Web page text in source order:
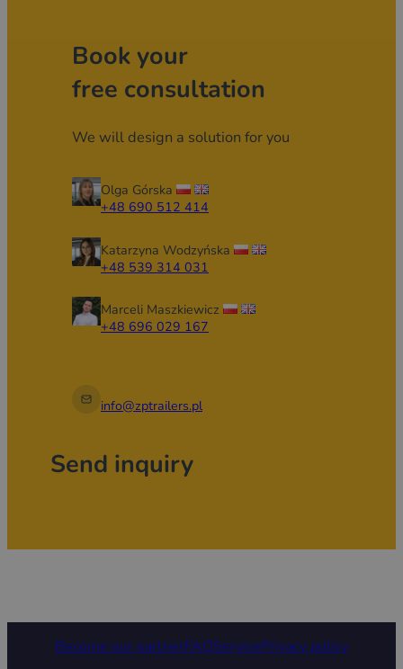
Book your
free consultation
We will design a solution for you
Olga Górska
+48 690 512 414
Katarzyna Wodzyńska
+48 539 314 031
Marceli Maszkiewicz
+48 696 029 167
info@zptrailers.pl
Send inquiry
Become our partnerFAQServicePrivacy policy